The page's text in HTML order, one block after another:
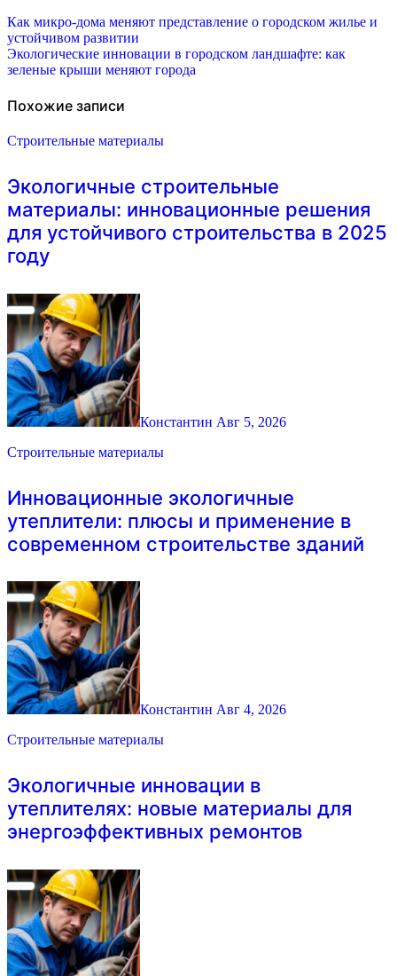
Навигация
по
записям
Как микро-дома меняют представление о городском жилье и
устойчивом развитии
Экологические инновации в городском ландшафте: как
зеленые крыши меняют города
Похожие записи
Строительные материалы
Экологичные строительные
материалы: инновационные решения
для устойчивого строительства в 2025
году
Константин Авг 5, 2026
Строительные материалы
Инновационные экологичные
утеплители: плюсы и применение в
современном строительстве зданий
Константин Авг 4, 2026
Строительные материалы
Экологичные инновации в
утеплителях: новые материалы для
энергоэффективных ремонтов